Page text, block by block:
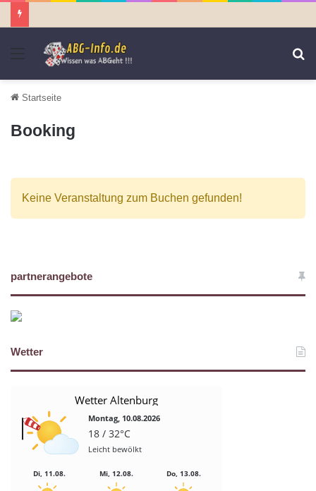
Menü
Startseite
Booking
Keine Veranstaltung zum Buchen gefunden!
partnerangebote
Wetter
Wetter Altenburg
Montag, 10.08.2026
18 / 32°C
Leicht bewölkt
Di, 11.08. Mi, 12.08. Do, 13.08.